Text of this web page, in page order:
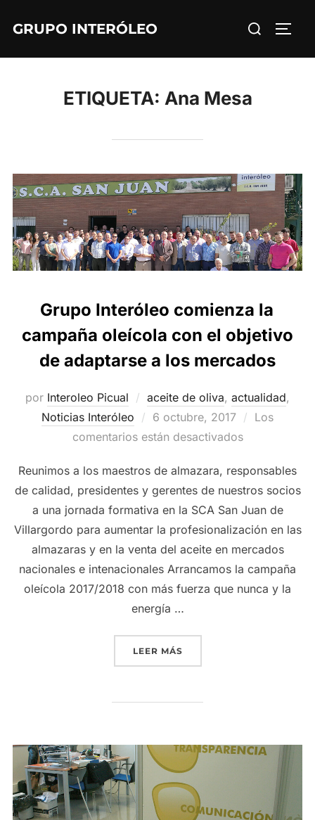
GRUPO INTERÓLEO Buscar:
ETIQUETA: Ana Mesa
Grupo Interóleo comienza la
campaña oleícola con el objetivo
de adaptarse a los mercados
por Interoleo Picual aceite de oliva, actualidad,
Noticias Interóleo
Publicado
el
6 octubre, 2017
Los
comentarios están desactivados
Reunimos a los maestros de almazara, responsables
de calidad, presidentes y gerentes de nuestros socios
a una jornada formativa en la SCA San Juan de
Villargordo para aumentar la profesionalización en las
almazaras y en la venta del aceite en mercados
nacionales e intenacionales Arrancamos la campaña
oleícola 2017/2018 con más fuerza que nunca y la
energía …
LEER MÁS«GRUPO INTERÓLEO